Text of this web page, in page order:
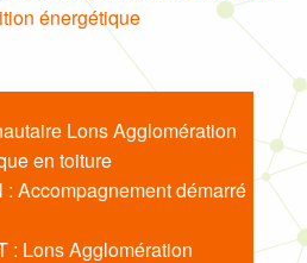
énergétique
Lons Agglomération
en toiture
Accompagnement démarré
: Lons Agglomération